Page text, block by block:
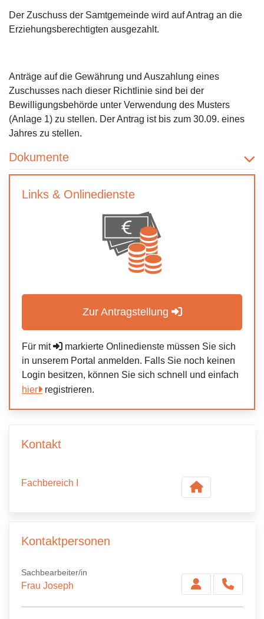
Der Zuschuss der Samtgemeinde wird auf Antrag an die
Erziehungsberechtigten ausgezahlt.
Anträge auf die Gewährung und Auszahlung eines
Zuschusses nach dieser Richtlinie sind bei der
Bewilligungsbehörde unter Verwendung des Musters
(Anlage 1) zu stellen. Der Antrag ist bis zum 30.09. eines
Jahres zu stellen.
Dokumente
Links & Onlinedienste
Zur Antragstellung
Für mit
markierte Onlinedienste müssen Sie sich
in unserem Portal anmelden. Falls Sie noch keinen
Login besitzen, können Sie sich schnell und einfach
hier
registrieren.
Kontakt
Fachbereich I
Kontaktpersonen
Sachbearbeiter/in
Frau Joseph